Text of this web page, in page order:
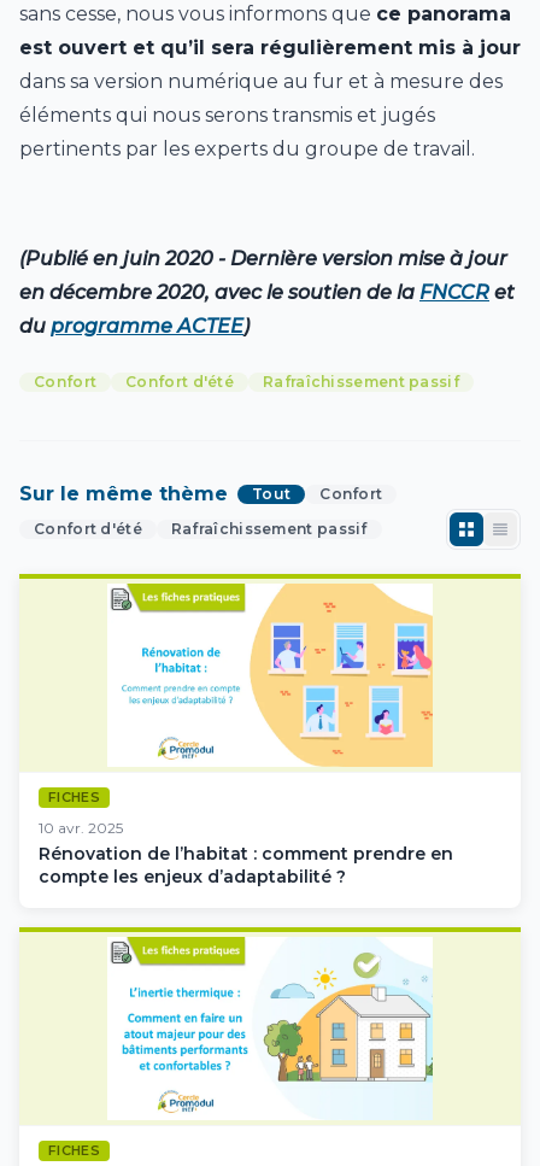
sans cesse, nous vous informons que ce panorama
est ouvert et qu’il sera régulièrement mis à jour
dans sa version numérique au fur et à mesure des
éléments qui nous serons transmis et jugés
pertinents par les experts du groupe de travail.
(Publié en juin 2020 - Dernière version mise à jour
en décembre 2020, avec le soutien de la FNCCR et
du programme ACTEE)
Confort Confort d'été Rafraîchissement passif
Sur le même thème Tout
Confort
Confort d'été
Rafraîchissement passif
FICHES
10 avr. 2025
Rénovation de l’habitat : comment prendre en
compte les enjeux d’adaptabilité ?
FICHES